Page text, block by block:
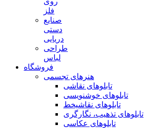
فلز
صنایع
دستی
دریایی
طراحی
لباس
فروشگاه
هنرهای تجسمی
تابلوهای نقاشی
تابلوهای خوشنویسی
تابلوهای نقاشیخط
تابلوهای تذهیب، نگارگری
تابلوهای عکاسی